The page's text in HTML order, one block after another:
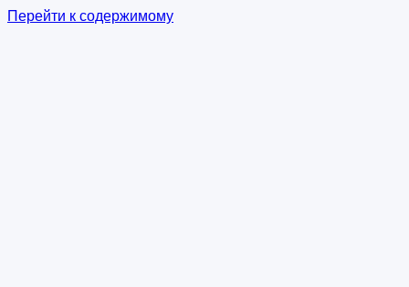
Перейти к содержимому